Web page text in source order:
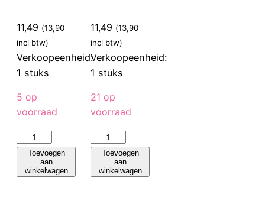
11,49 (13,90
incl btw)
Verkoopeenheid:
1 stuks
5 op
voorraad
Sier
Disposables
Beker
Toevoegen
aan
winkelwagen
11,49 (13,90
incl btw)
Verkoopeenheid:
1 stuks
21 op
voorraad
Sier
Disposables
Beker
Toevoegen
aan
winkelwagen